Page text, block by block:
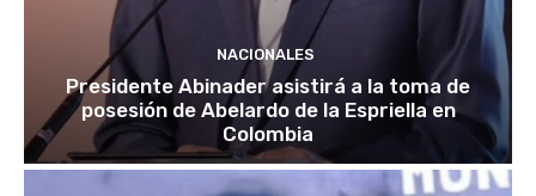
NACIONALES
Presidente Abinader asistirá a la toma de
posesión de Abelardo de la Espriella en
Colombia